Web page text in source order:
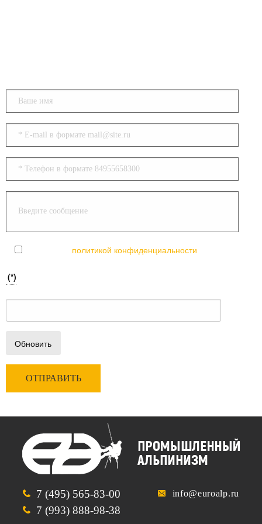
политикой конфиденциальности
(*)
Обновить
7 (495) 565-83-00
7 (993) 888-98-38
info@euroalp.ru